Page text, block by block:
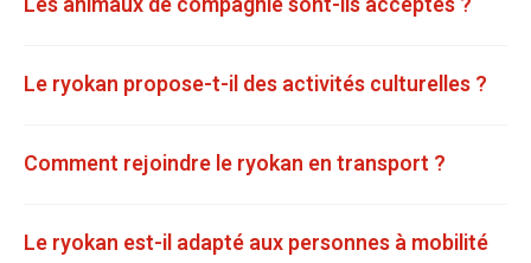
Le ryokan propose-t-il des activités culturelles ?
Comment rejoindre le ryokan en transport ?
Le ryokan est-il adapté aux personnes à mobilité